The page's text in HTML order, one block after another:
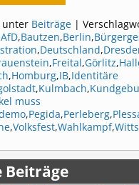
unter Beiträge|
AfD,Bautzen,Berlin,
,Deutschland,
,Freital,Görlitz,
,Homburg,IB,Identitäre
,Kulmbach,
muss
,Pegida,Perleberg,
,Volksfest,Wahlkampf,
Beiträge